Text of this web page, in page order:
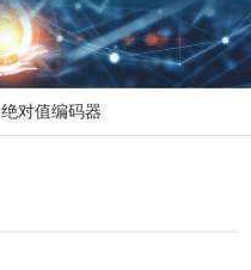
绝对值编码器